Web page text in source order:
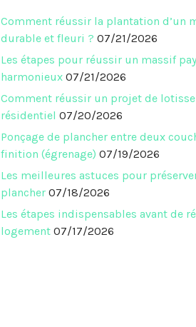
Comment réussir la plantation d’un
durable et fleuri ? 07/21/2026
Les étapes pour réussir un massif
harmonieux 07/21/2026
Comment réussir un projet de
résidentiel 07/20/2026
Ponçage de plancher entre deux
finition (égrenage) 07/19/2026
Les meilleures astuces pour
plancher 07/18/2026
Les étapes indispensables avant de
logement 07/17/2026